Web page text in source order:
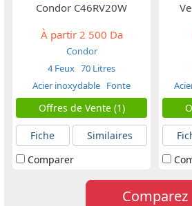
Condor C46RV20W
À partir2 500 Da
Condor
4 Feux 70 Litres
Acier inoxydable Fonte
Offres de Vente (1)
Fiche
Similaires
Comparer
Comparez